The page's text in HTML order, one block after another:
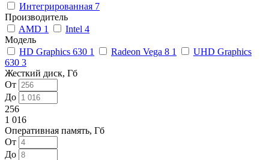
Интегрированная 7
Производитель
AMD 1 Intel 4
Модель
HD Graphics 630 1 Radeon Vega 8 1
UHD Graphics
630 3
Жесткий диск, Гб
От
До
256
1 016
Оперативная память, Гб
От
До